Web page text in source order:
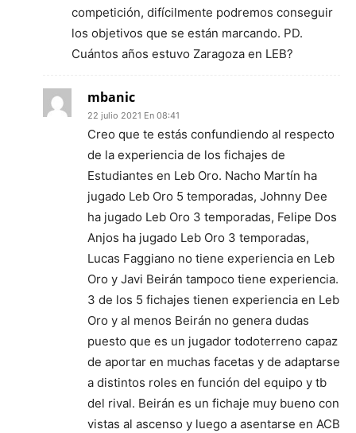
competición, difícilmente podremos conseguir
los objetivos que se están marcando. PD.
Cuántos años estuvo Zaragoza en LEB?
mbanic
22 julio 2021 En 08:41
Creo que te estás confundiendo al respecto
de la experiencia de los fichajes de
Estudiantes en Leb Oro. Nacho Martín ha
jugado Leb Oro 5 temporadas, Johnny Dee
ha jugado Leb Oro 3 temporadas, Felipe Dos
Anjos ha jugado Leb Oro 3 temporadas,
Lucas Faggiano no tiene experiencia en Leb
Oro y Javi Beirán tampoco tiene experiencia.
3 de los 5 fichajes tienen experiencia en Leb
Oro y al menos Beirán no genera dudas
puesto que es un jugador todoterreno capaz
de aportar en muchas facetas y de adaptarse
a distintos roles en función del equipo y tb
del rival. Beirán es un fichaje muy bueno con
vistas al ascenso y luego a asentarse en ACB